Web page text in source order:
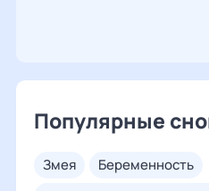
Популярные
змея
беременность